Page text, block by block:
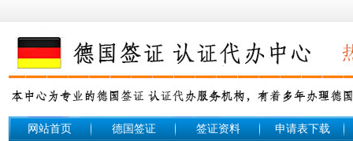
网站首页 德国签证 签证资料 申请表下载